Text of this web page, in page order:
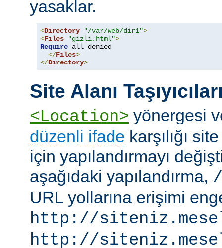
yasaklar.
<Directory "/var/web/dir1">
<Files "gizli.html">
Require all denied
</Files>
</Directory>
Site Alanı
<Location> yönergesi
düzenli ifade karşılığı
için yapılandırmayı
aşağıdaki yapılandırma,
URL yollarına erişimi
http://
http://